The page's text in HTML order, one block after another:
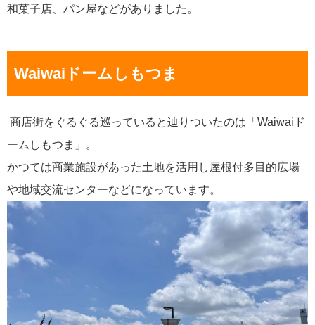
和菓子店、パン屋などがありました。
Waiwaiドームしもつま
商店街をぐるぐる巡っていると辿りついたのは「Waiwaiド
ームしもつま」。
かつては商業施設があった土地を活用し屋根付多目的広場
や地域交流センターなどになっています。